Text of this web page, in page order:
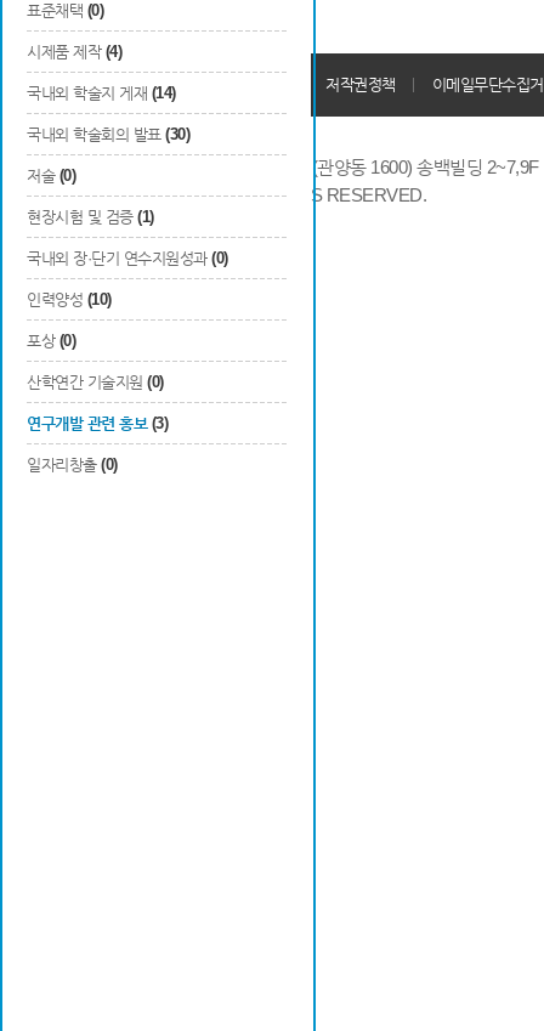
표준채택 (0)
시제품 제작 (4)
국내외 학술지 게재 (14)
국내외 학술회의 발표 (30)
저술 (0)
현장시험 및 검증 (1)
국내외 장·단기 연수지원성과 (0)
인력양성 (10)
포상 (0)
산학연간 기술지원 (0)
연구개발 관련 홍보 (3)
일자리창출 (0)
개인정보처리방침 저작권정책 이메일무단수집
14066 경기도 안양시 동안구 시민대로 286 (관양동 1600) 송백빌딩
COPYRIGHTS © 2014 KAIA, ALL RIGHTS RESERVED.